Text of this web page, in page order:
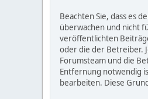
Beachten Sie, dass es
überwachen und nicht
veröffentlichten
oder die der Betreiber.
Forumsteam und die
Entfernung notwendig
bearbeiten. Diese